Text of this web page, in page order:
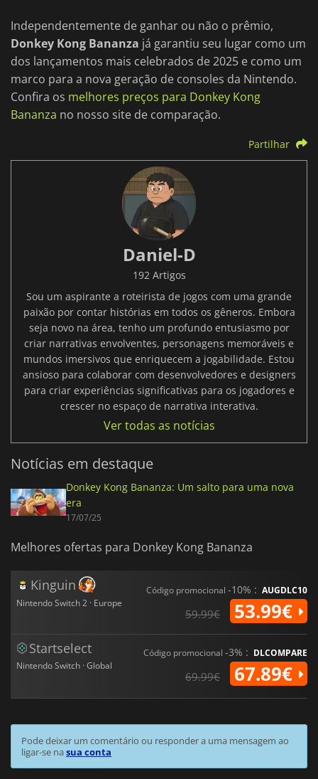
Independentemente de ganhar ou não o prêmio,
Donkey Kong Bananza já garantiu seu lugar como um
dos lançamentos mais celebrados de 2025 e como um
marco para a nova geração de consoles da Nintendo.
Confira os melhores preços para Donkey Kong
Bananza no nosso site de comparação.
Partilhar
Daniel-D
192 Artigos
Sou um aspirante a roteirista de jogos com uma grande
paixão por contar histórias em todos os gêneros. Embora
seja novo na área, tenho um profundo entusiasmo por
criar narrativas envolventes, personagens memoráveis e
mundos imersivos que enriquecem a jogabilidade. Estou
ansioso para colaborar com desenvolvedores e designers
para criar experiências significativas para os jogadores e
crescer no espaço de narrativa interativa.
Ver todas as notícias
Notícias em destaque
Donkey Kong Bananza: Um salto para uma nova
era
17/07/25
Melhores ofertas para Donkey Kong Bananza
Kinguin
Nintendo Switch 2 · Europe
Código promocional -10% : AUGDLC10
59.99€ 53.99€
Startselect
Nintendo Switch · Global
Código promocional -3% : DLCOMPARE
69.99€ 67.89€
Pode deixar um comentário ou responder a uma mensagem ao
ligar-se nasua conta